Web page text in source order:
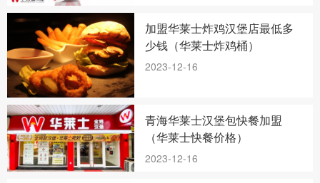
加盟华莱士炸鸡汉堡店最低多
少钱（华莱士炸鸡桶）
2023-12-16
青海华莱士汉堡包快餐加盟
（华莱士快餐价格）
2023-12-16